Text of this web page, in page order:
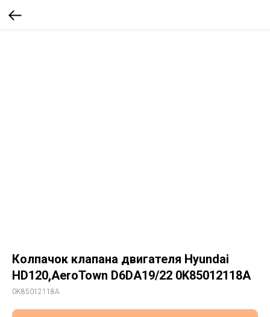
Колпачок клапана двигателя Hyundai
HD120,AeroTown D6DA19/22 0K85012118A
0K85012118A